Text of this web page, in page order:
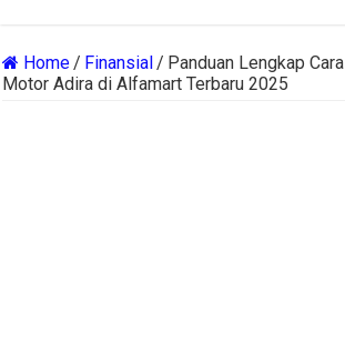
Home/ Finansial/ Panduan Lengkap
Motor Adira di Alfamart Terbaru 2025